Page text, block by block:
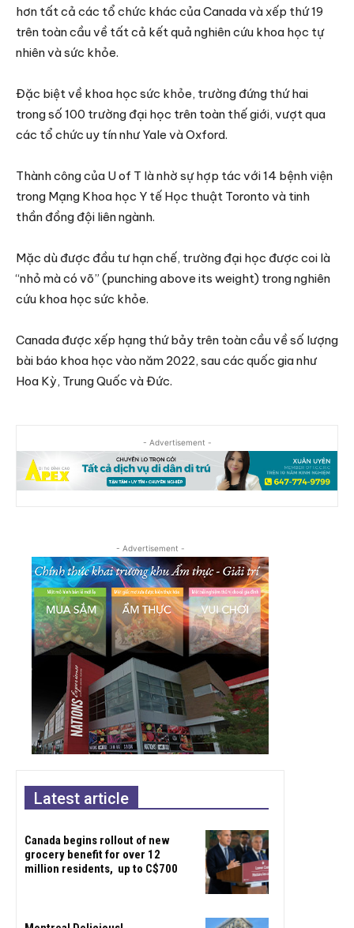
hơn tất cả các tổ chức khác của Canada và xếp thứ 19
trên toàn cầu về tất cả kết quả nghiên cứu khoa học tự
nhiên và sức khỏe.
Đặc biệt về khoa học sức khỏe, trường đứng thứ hai
trong số 100 trường đại học trên toàn thế giới, vượt qua
các tổ chức uy tín như Yale và Oxford.
Thành công của U of T là nhờ sự hợp tác với 14 bệnh viện
trong Mạng Khoa học Y tế Học thuật Toronto và tinh
thần đồng đội liên ngành.
Mặc dù được đầu tư hạn chế, trường đại học được coi là
“nhỏ mà có võ” (punching above its weight) trong nghiên
cứu khoa học sức khỏe.
Canada được xếp hạng thứ bảy trên toàn cầu về số lượng
bài báo khoa học vào năm 2022, sau các quốc gia như
Hoa Kỳ, Trung Quốc và Đức.
- Advertisement -
- Advertisement -
Latest article
Canada begins rollout of new
grocery benefit for over 12
million residents, up to C$700